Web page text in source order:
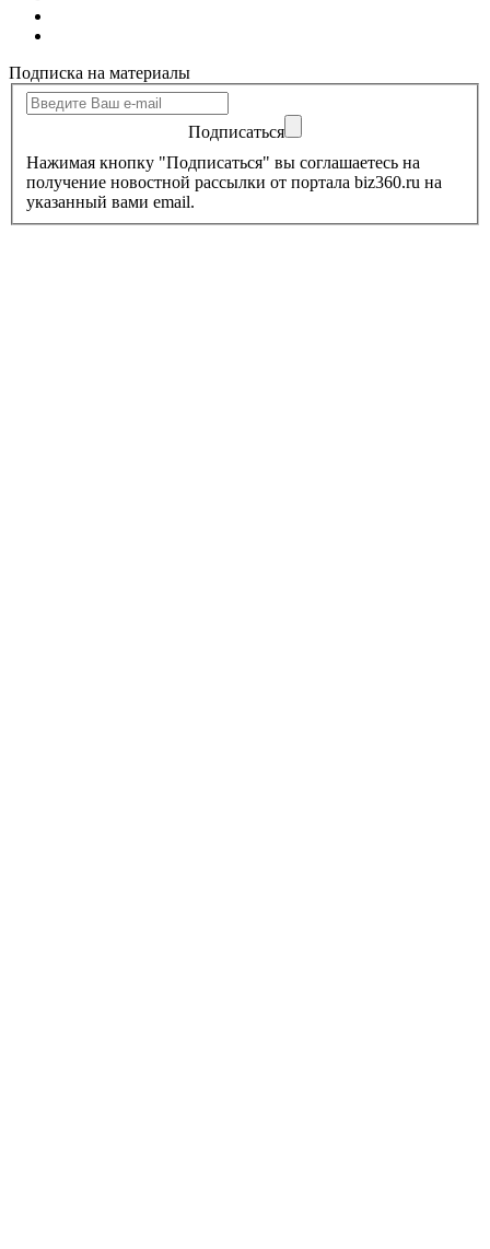
Подписка на материалы
Подписаться
Нажимая кнопку "Подписаться" вы соглашаетесь на
получение новостной рассылки от портала biz360.ru на
указанный вами email.